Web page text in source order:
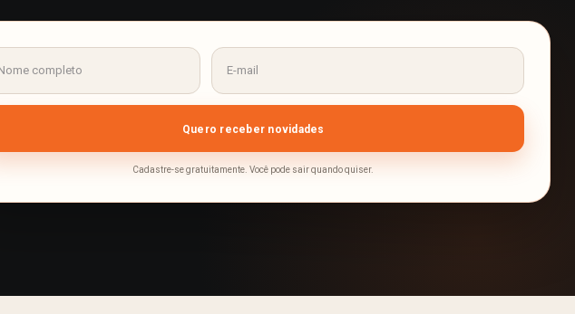
Cadastre-se gratuitamente. Você pode sair quando quiser.